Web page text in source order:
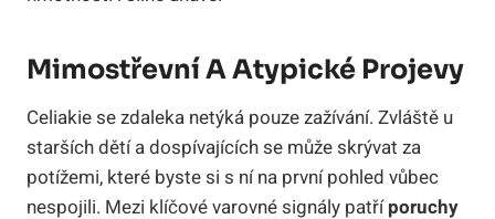
Mimostřevní A Atypické Projevy
Celiakie se zdaleka netýká pouze zažívání. Zvláště u
starších dětí a dospívajících se může skrývat za
potížemi, které byste si s ní na první pohled vůbec
nespojili. Mezi klíčové varovné signály patříporuchy